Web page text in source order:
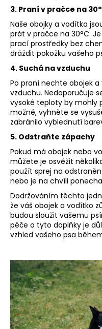
3. Praní v pračce na
Naše obojky a vodítka
prát v pračce na 30°C.
prací prostředky bez
dráždit pokožku vašeho
4. Suchá na vzduchu
Po praní nechte obojek
vzduchu. Nedoporučuje
vysoké teploty by mohly
možné, vyhněte se
zabránilo vyblednutí
5. Odstraňte zápachy
Pokud má obojek nebo
můžete je osvěžit
použít sprej na
nebo je na chvíli
Dodržováním těchto
že váš obojek a vodítko
budou sloužit vašemu
péče o tyto doplňky je
vzhled vašeho psa
D
o
o
r
u
č
u
j
e
m
e